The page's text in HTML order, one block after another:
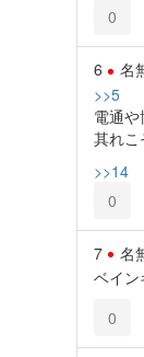
0
6 名
>>5
電通
其れこ
>>14
0
7 名
ベイン
0